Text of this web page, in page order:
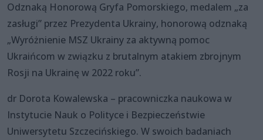
Odznaką Honorową Gryfa Pomorskiego, medalem „za
zasługi” przez Prezydenta Ukrainy, honorową odznaką
„Wyróżnienie MSZ Ukrainy za aktywną pomoc
Ukraińcom w związku z brutalnym atakiem zbrojnym
Rosji na Ukrainę w 2022 roku”.
dr Dorota Kowalewska – pracowniczka naukowa w
Instytucie Nauk o Polityce i Bezpieczeństwie
Uniwersytetu Szczecińskiego. W swoich badaniach